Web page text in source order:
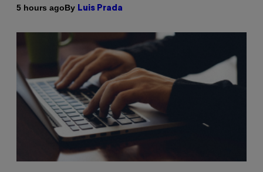
5 hours agoBy Luis Prada